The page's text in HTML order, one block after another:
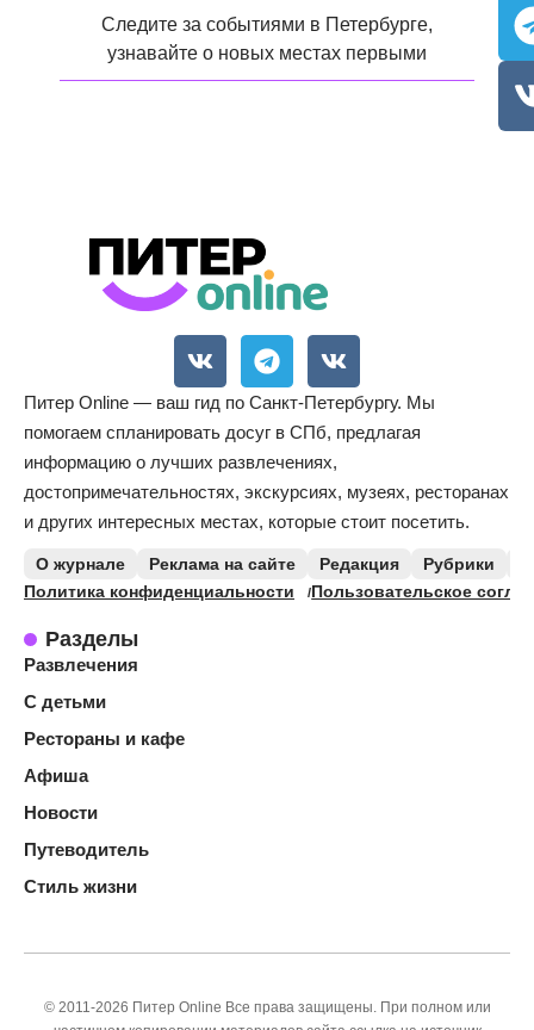
Следите за событиями в Петербурге,
узнавайте о новых местах первыми
Питер Online — ваш гид по Санкт-Петербургу. Мы
помогаем спланировать досуг в СПб, предлагая
информацию о лучших развлечениях,
достопримечательностях, экскурсиях, музеях, ресторанах
и других интересных местах, которые стоит посетить.
О журнале Реклама на сайте Редакция Рубрики
Политика конфиденциальности
Пользовательское
Разделы
Развлечения
С детьми
Рестораны и кафе
Афиша
Новости
Путеводитель
Стиль жизни
© 2011-2026 Питер Online Все права защищены. При полном или